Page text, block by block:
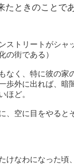
たときのことで
ストリートがシャ
の街である）
なく、特に彼の家
歩外に出れば、暗
ほど。
、空に目をやると
けなわになった頃